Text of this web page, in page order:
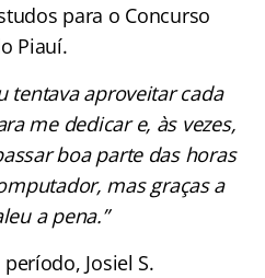
para o Concurso
Piauí.
tentava aproveitar cada
me dedicar e, às vezes,
boa parte das horas
mas graças a
a pena.”
Josiel S.